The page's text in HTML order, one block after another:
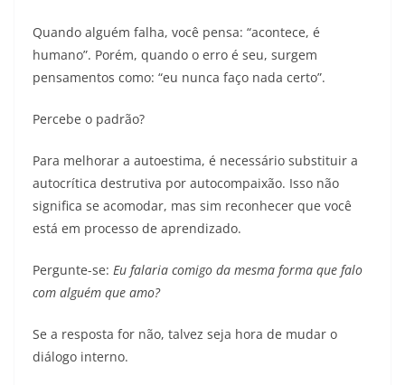
Quando alguém falha, você pensa: “acontece, é
humano”. Porém, quando o erro é seu, surgem
pensamentos como: “eu nunca faço nada certo”.
Percebe o padrão?
Para melhorar a autoestima, é necessário substituir a
autocrítica destrutiva por autocompaixão. Isso não
significa se acomodar, mas sim reconhecer que você
está em processo de aprendizado.
Pergunte-se: Eu falaria comigo da mesma forma que falo
com alguém que amo?
Se a resposta for não, talvez seja hora de mudar o
diálogo interno.